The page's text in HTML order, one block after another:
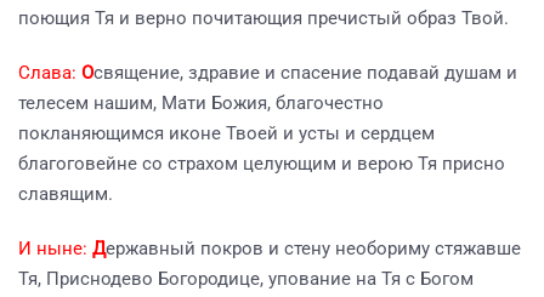
поющия Тя и верно почитающия пречистый образ Твой.
Слава: Освящение, здравие и спасение подавай душам и
телесем нашим, Мати Божия, благочестно
покланяющимся иконе Твоей и усты и сердцем
благоговейне со страхом целующим и верою Тя присно
славящим.
И ныне: Державный покров и стену необориму стяжавше
Тя, Приснодево Богородице, упование на Тя с Богом